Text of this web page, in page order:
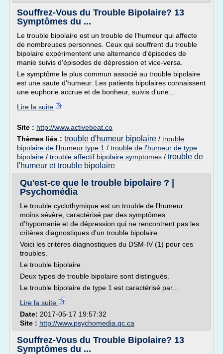
Souffrez-Vous du Trouble Bipolaire? 13
Symptômes du ...
Le trouble bipolaire est un trouble de l'humeur qui affecte
de nombreuses personnes. Ceux qui souffrent du trouble
bipolaire expérimentent une alternance d'épisodes de
manie suivis d'épisodes de dépression et vice-versa.
Le symptôme le plus commun associé au trouble bipolaire
est une saute d'humeur. Les patients bipolaires connaissent
une euphorie accrue et de bonheur, suivis d'une...
Lire la suite
Site : http://www.activebeat.co
Thèmes liés : trouble d'humeur bipolaire / trouble
bipolaire de l'humeur type 1 / trouble de l'humeur de type
bipolaire / trouble affectif bipolaire symptomes / trouble de
l'humeur et trouble bipolaire
Qu'est-ce que le trouble bipolaire ? |
Psychomédia
Le trouble cyclothymique est un trouble de l'humeur
moins sévère, caractérisé par des symptômes
d'hypomanie et de dépression qui ne rencontrent pas les
critères diagnostiques d'un trouble bipolaire.
Voici les critères diagnostiques du DSM-IV (1) pour ces
troubles.
Le trouble bipolaire
Deux types de trouble bipolaire sont distingués.
Le trouble bipolaire de type 1 est caractérisé par...
Lire la suite
Date: 2017-05-17 19:57:32
Site : http://www.psychomedia.qc.ca
Souffrez-Vous du Trouble Bipolaire? 13
Symptômes du ...